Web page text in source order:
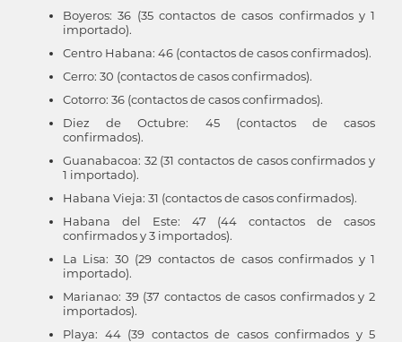
Boyeros: 36 (35 contactos de casos confirmados y 1
importado).
Centro Habana: 46 (contactos de casos confirmados).
Cerro: 30 (contactos de casos confirmados).
Cotorro: 36 (contactos de casos confirmados).
Diez de Octubre: 45 (contactos de casos
confirmados).
Guanabacoa: 32 (31 contactos de casos confirmados y
1 importado).
Habana Vieja: 31 (contactos de casos confirmados).
Habana del Este: 47 (44 contactos de casos
confirmados y 3 importados).
La Lisa: 30 (29 contactos de casos confirmados y 1
importado).
Marianao: 39 (37 contactos de casos confirmados y 2
importados).
Playa: 44 (39 contactos de casos confirmados y 5